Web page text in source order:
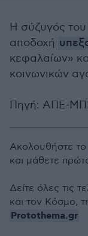
Η σύζυγός του
αποδοχή
κεφαλαίων»
κοινωνικών
Πηγή: ΑΠΕ-
Ακολουθήστε το
και μάθετε
Δείτε όλες τις
και τον Κόσμο,
Protothema.gr